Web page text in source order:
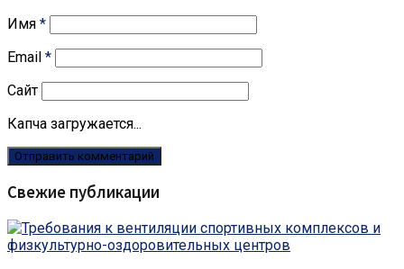
Имя *
Email *
Сайт
Капча загружается...
Свежие публикации